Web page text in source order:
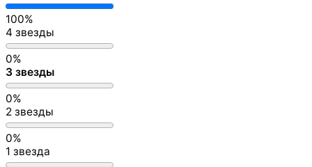
100%
4 звезды
0%
3 звезды
0%
2 звезды
0%
1 звезда